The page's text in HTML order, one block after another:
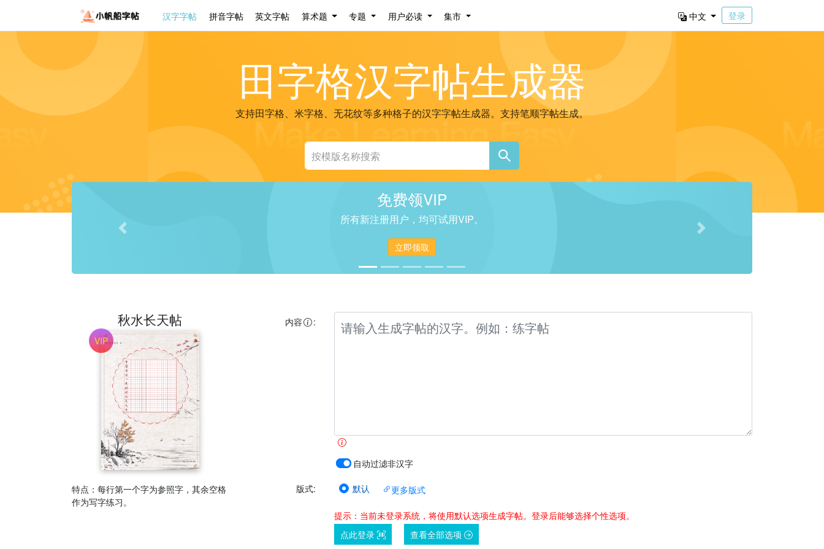
汉字字帖 拼音字帖 英文字帖 算术题 专题 用户必读 集市 中文 登录
田字格汉字帖生成器
支持田字格、米字格、无花纹等多种格子的汉字字帖生成器。支持笔顺字帖生成。
免费领VIP
所有新注册用户，均可试用VIP。
立即领取
Previous Next
秋水长天帖
特点：每行第一个字为参照字，其余空格
作为写字练习。
内容 :
自动过滤非汉字
版式: 默认 更多版式
提示：当前未登录系统，将使用默认选项生成字帖。登录后能够选择个性选项。
点此登录
查看全部选项